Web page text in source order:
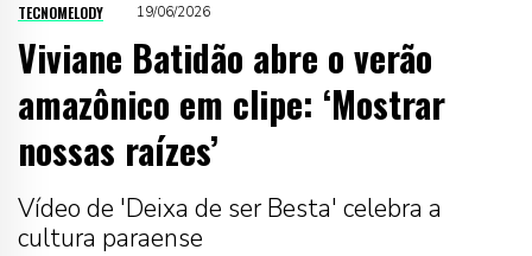
TECNOMELODY 19/06/2026
Viviane Batidão abre o verão
amazônico em clipe: ‘Mostrar
nossas raízes’
Vídeo de 'Deixa de ser Besta' celebra a
cultura paraense